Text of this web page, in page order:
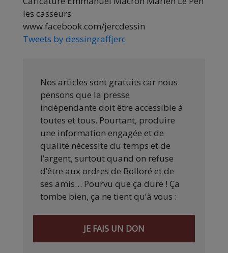
les casseurs
www.facebook.com/jercdessin
Tweets by dessingraffjerc
Nos articles sont gratuits car nous
pensons que la presse
indépendante doit être accessible à
toutes et tous. Pourtant, produire
une information engagée et de
qualité nécessite du temps et de
l’argent, surtout quand on refuse
d’être aux ordres de Bolloré et de
ses amis… Pourvu que ça dure ! Ça
tombe bien, ça ne tient qu’à vous :
JE FAIS UN DON